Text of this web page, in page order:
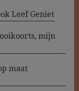
Leef Geniet
mijn
maat